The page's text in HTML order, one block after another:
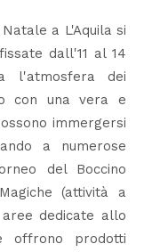
a L'Aquila si
dall'11 al 14
l'atmosfera dei
con una vera e
immergersi
a numerose
del Boccino
(attività a
dedicate allo
offrono prodotti